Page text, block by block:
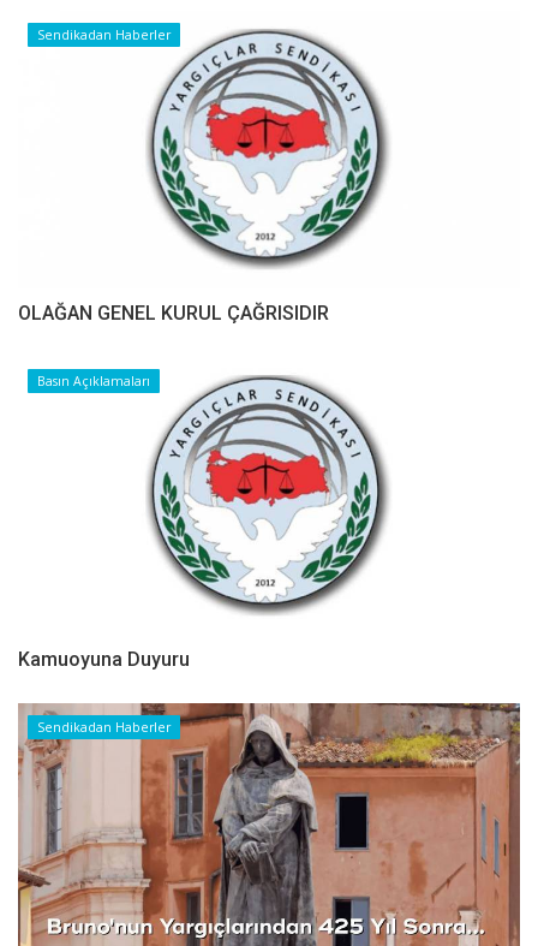
Sendikadan Haberler
OLAĞAN GENEL KURUL ÇAĞRISIDIR
Basın Açıklamaları
Kamuoyuna Duyuru
Sendikadan Haberler